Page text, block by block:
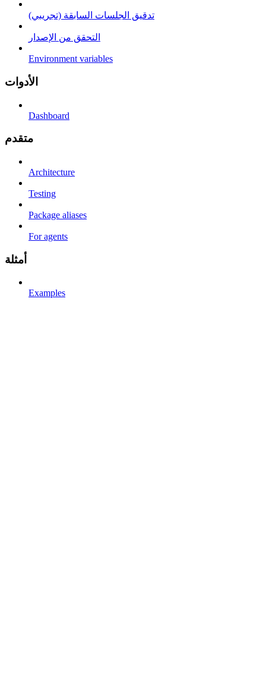
تدقيق الجلسات السابقة (تجريبي)
التحقق من الإصدار
Environment variables
الأدوات
Dashboard
متقدم
Architecture
Testing
Package aliases
For agents
أمثلة
Examples